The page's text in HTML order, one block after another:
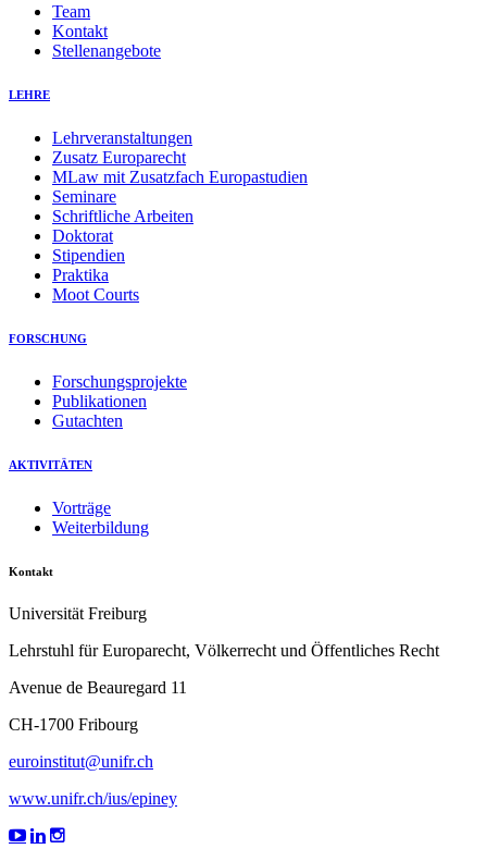
Team
Kontakt
Stellenangebote
LEHRE
Lehrveranstaltungen
Zusatz Europarecht
MLaw mit Zusatzfach Europastudien
Seminare
Schriftliche Arbeiten
Doktorat
Stipendien
Praktika
Moot Courts
FORSCHUNG
Forschungsprojekte
Publikationen
Gutachten
AKTIVITÄTEN
Vorträge
Weiterbildung
Kontakt
Universität Freiburg
Lehrstuhl für Europarecht, Völkerrecht und Öffentliches Recht
Avenue de Beauregard 11
CH-1700 Fribourg
euroinstitut@unifr.ch
www.unifr.ch/ius/epiney